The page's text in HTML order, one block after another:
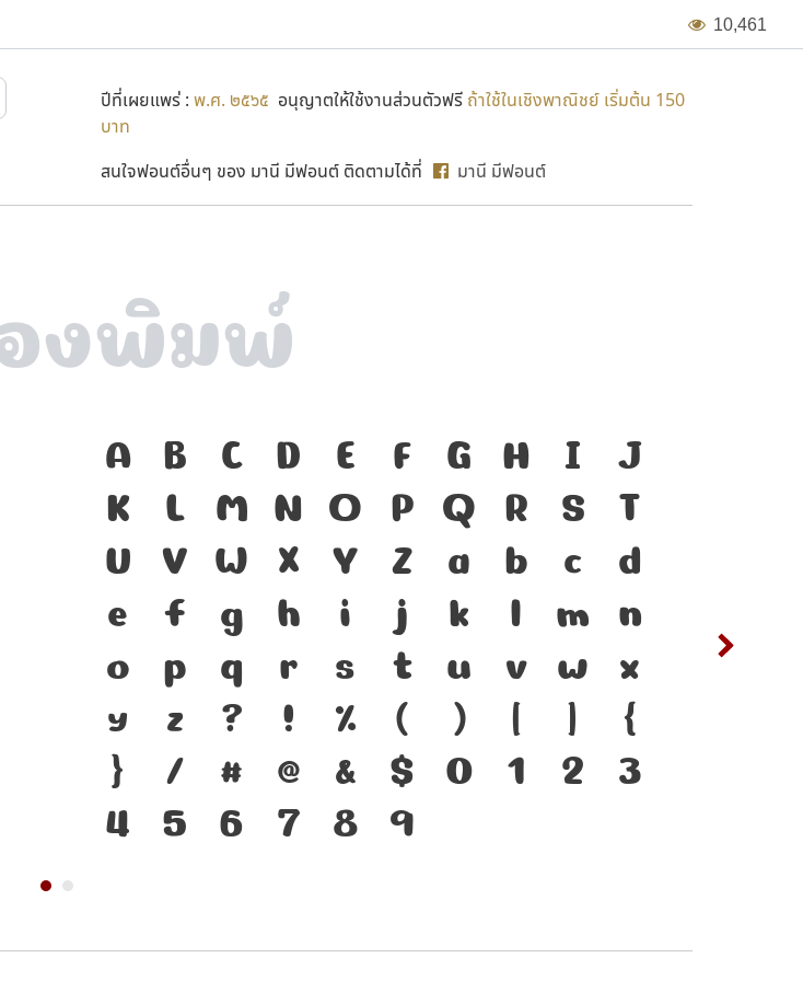
10,461
ปีที่เผยแพร่ : พ.ศ. ๒๕๖๕ อนุญาตให้ใช้งานส่วนตัวฟรี ถ้าใช้ในเชิงพาณิชย์ เริ่มต้น 150
บาท
สนใจฟอนต์อื่นๆ ของ มานี มีฟอนต์ ติดตามได้ที่ มานี มีฟอนต์
A B C D E F G H I
J
K
L M N O P Q R S
T
U V W X Y Z a b c
d
e
f g h i j k l m n
o
p q r s t u v w
x
y
z ? ! % ( ) [ ]
{
}
/ # @ & $ 0 1 2
3
4
5 6 7 8 9
ภาษา คือ เครื่องมือสำคัญที่ทำให้
ความเป็นชาติดำรงอยู่ได้ ตัวพิมพ์
คือ เครื่องมือสำคัญที่ทำให้ภาษา
ดำรงอยู่ได้ แบบตัวพิมพ์ที่พัฒนา
ทันกระแสการเปลี่ยนแปลง คือ
โครงสร้างแกร่งของสะพานที่เชื่อม
ตัวตนของชาติ จากปัจจุบันสู่อนาคต
ห